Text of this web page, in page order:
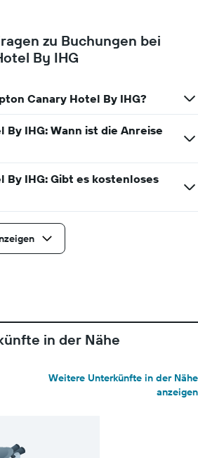
zu Buchungen bei
By IHG
Canary Hotel By IHG?
By IHG: Wann ist die Anreise
By IHG: Gibt es kostenloses
in der Nähe
Weitere Unterkünfte in der Nähe
anzeigen